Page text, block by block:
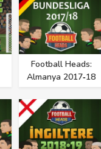
Football Heads:
Almanya 2017‑18